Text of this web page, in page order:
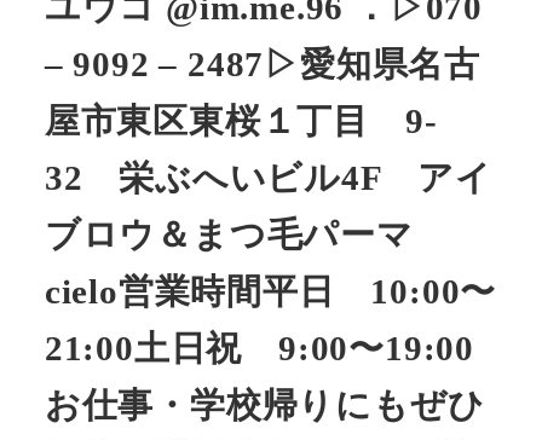
– 9092 – 2487▷愛知県名古
屋市東区東桜１丁目 9-
32 栄ぶへいビル4F アイ
ブロウ＆まつ毛パーマ
cielo営業時間平日 10:00〜
21:00土日祝 9:00〜19:00
お仕事・学校帰りにもぜひ